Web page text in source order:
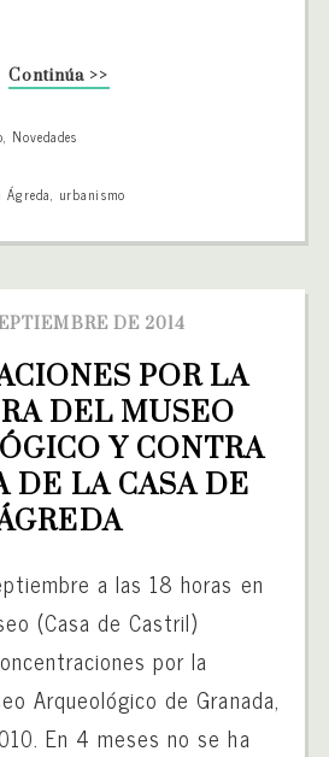
Continúa >>
, Novedades
Ágreda, urbanismo
DE 2014
POR LA
DEL MUSEO
Y CONTRA
DE LA CASA DE
a las 18 horas en
(Casa de Castril)
por la
Arqueológico de Granada,
En 4 meses no se ha